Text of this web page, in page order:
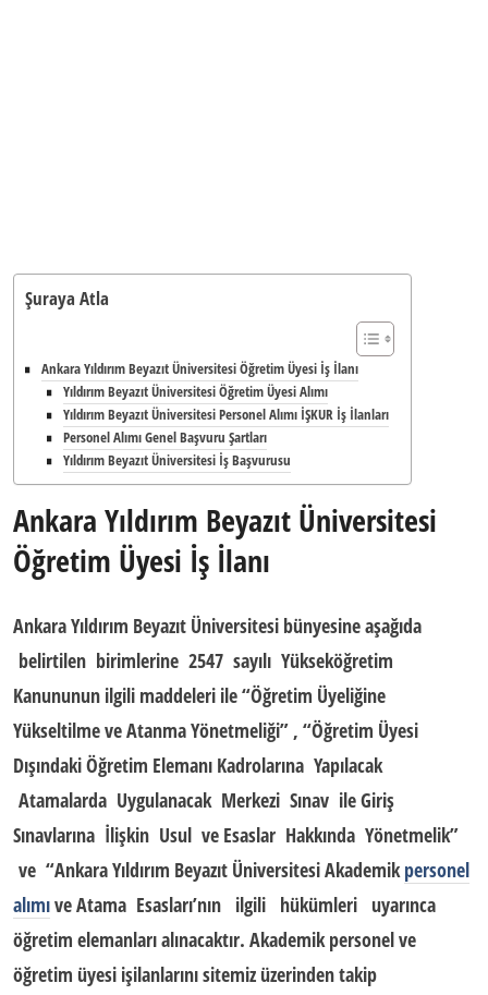
Şuraya Atla
Ankara Yıldırım Beyazıt Üniversitesi Öğretim Üyesi İş İlanı
Yıldırım Beyazıt Üniversitesi Öğretim Üyesi Alımı
Yıldırım Beyazıt Üniversitesi Personel Alımı İŞKUR İş İlanları
Personel Alımı Genel Başvuru Şartları
Yıldırım Beyazıt Üniversitesi İş Başvurusu
Ankara Yıldırım Beyazıt Üniversitesi
Öğretim Üyesi İş İlanı
Ankara Yıldırım Beyazıt Üniversitesi bünyesine aşağıda
belirtilen birimlerine 2547 sayılı Yükseköğretim
Kanununun ilgili maddeleri ile “Öğretim Üyeliğine
Yükseltilmeve Atanma Yönetmeliği” , “Öğretim Üyesi
Dışındaki Öğretim Elemanı Kadrolarına Yapılacak
Atamalarda Uygulanacak Merkezi Sınav ile Giriş
Sınavlarına İlişkin Usul ve Esaslar Hakkında Yönetmelik”
ve “Ankara Yıldırım Beyazıt ÜniversitesiAkademikpersonel
alımıve Atama Esasları’nın ilgili hükümleri uyarınca
öğretim elemanlarıalınacaktır. Akademik personel ve
öğretim üyesi işilanlarını sitemiz üzerinden takip